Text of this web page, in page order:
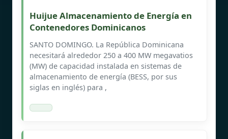
Huijue Almacenamiento de Energía en
Contenedores Dominicanos
SANTO DOMINGO. La República Dominicana
necesitará alrededor 250 a 400 MW megavatios
(MW) de capacidad instalada en sistemas de
almacenamiento de energía (BESS, por sus
siglas en inglés) para ,